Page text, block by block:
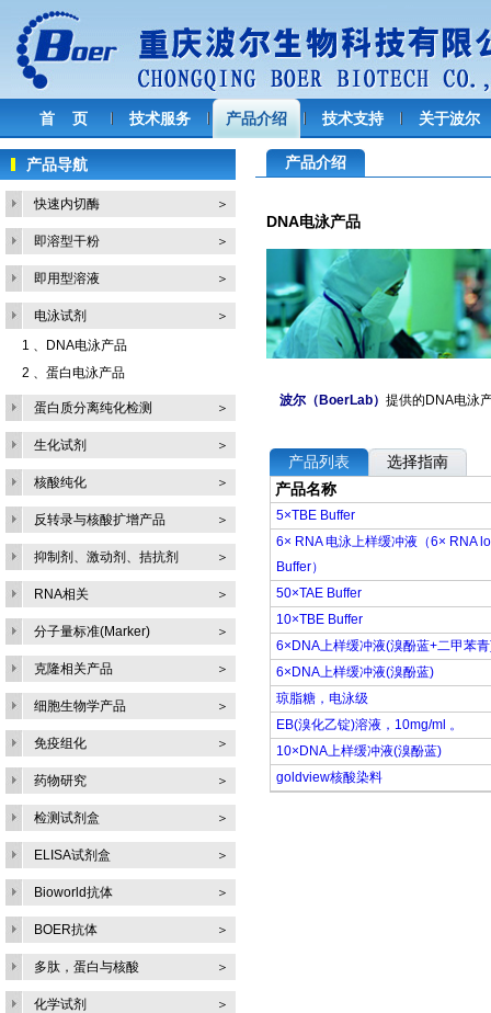
首 页 技术服务 产品介绍 技术支持 关于波尔
产品导航
快速内切酶 ＞
即溶型干粉 ＞
即用型溶液 ＞
电泳试剂
＞
1 、
DNA电泳产品
2 、 蛋白电泳产品
蛋白质分离纯化检测 ＞
生化试剂 ＞
核酸纯化 ＞
反转录与核酸扩增产品 ＞
抑制剂、激动剂、拮抗剂 ＞
RNA相关 ＞
分子量标准(Marker) ＞
克隆相关产品 ＞
细胞生物学产品 ＞
免疫组化 ＞
药物研究 ＞
检测试剂盒 ＞
ELISA试剂盒 ＞
Bioworld抗体 ＞
BOER抗体 ＞
多肽，蛋白与核酸 ＞
化学试剂 ＞
产品介绍
DNA电泳产品
波尔（BoerLab） 提供的DNA电泳
产品列表
选择指南
产品名称
5×TBE Buffer
6× RNA 电泳上样缓冲液（6× RNA
Buffer）
50×TAE Buffer
10×TBE Buffer
6×DNA上样缓冲液(溴酚蓝+二甲苯
6×DNA上样缓冲液(溴酚蓝)
琼脂糖，电泳级
EB(溴化乙锭)溶液，10mg/ml 。
10×DNA上样缓冲液(溴酚蓝)
goldview核酸染料